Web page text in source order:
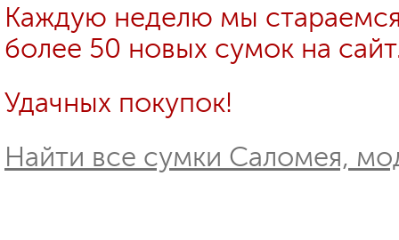
Каждую неделю мы
более 50 новых сумок на
Удачных покупок!
Найти все сумки Саломея,